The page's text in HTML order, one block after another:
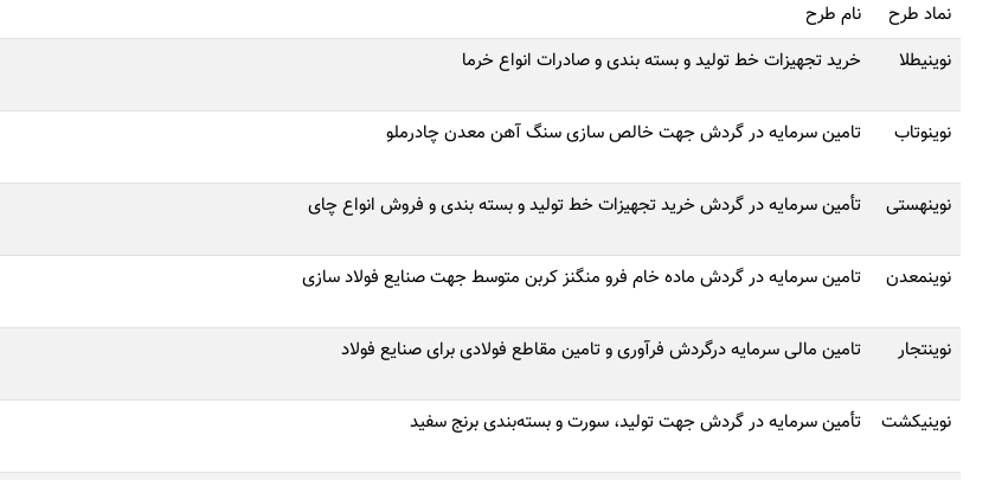
نماد طرح نام طرح
نوینیطلا
خرید تجهیزات خط تولید و بسته بندی و صادرات انواع خرما
نوینوتاب
تامین سرمایه در گردش جهت خالص سازی سنگ آهن معدن چادرملو
نوینهستی
تأمین سرمایه در گردش خرید تجهیزات خط تولید و بسته بندی و فروش انواع چای
نوینمعدن
تامین سرمایه در گردش ماده خام فرو منگنز کربن متوسط جهت صنایع فولاد سازی
نوینتجار
تامین مالی سرمایه درگردش فرآوری و تامین مقاطع فولادی برای صنایع فولاد
نوینیکشت
تأمین سرمایه در گردش جهت تولید، سورت و بسته‌بندی برنج سفید